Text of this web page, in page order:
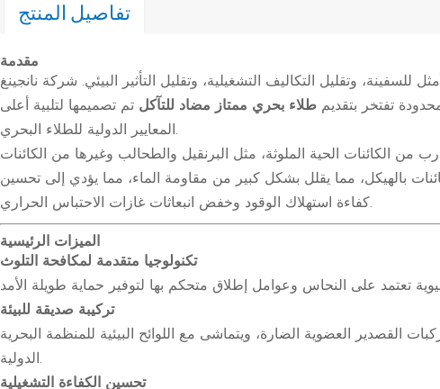
تفاصيل المنتج
مقدمة
وتقليل التكاليف التشغيلية، وتقليل التأثير البيئي. شركة نانجينغ
تفتخر بتقديمطلاء بحري ممتاز مضاد للتآكل تم تصميمها لتلبية أعلى
المعايير الدولية للطلاء البحري.
الكائنات الحية الملوثة، مثل البرنقيل والطحالب وغيرها من الكائنات
بالهيكل، مما يقلل بشكل كبير من مقاومة الماء، مما يؤدي إلى تحسين
كفاءة استهلاك الوقود وخفض انبعاثات غازات الاحتباس الحراري.
الميزات الرئيسية
تكنولوجيا متقدمة لمكافحة التلوث
تركيبة صديقة للبيئة
القصدير العضوية الضارة، ويتماشى مع اللوائح البيئية للمنظمة البحرية
الدولية.
تحسين الكفاءة التشغيلية